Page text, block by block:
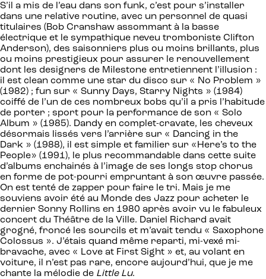
S’il a mis de l’eau dans son funk, c’est pour s’installer
dans une relative routine, avec un personnel de quasi
titulaires (Bob Cranshaw assommant à la basse
électrique et le sympathique neveu tromboniste Clifton
Anderson), des saisonniers plus ou moins brillants, plus
ou moins prestigieux pour assurer le renouvellement
dont les designers de Milestone entretiennent l’illusion :
il est clean comme une star du disco sur « No Problem »
(1982) ; fun sur « Sunny Days, Starry Nights » (1984)
coiffé de l’un de ces nombreux bobs qu’il a pris l’habitude
de porter ; sport pour la performance de son « Solo
Album » (1985). Dandy en complet-cravate, les cheveux
désormais lissés vers l’arrière sur « Dancing in the
Dark » (1988), il est simple et familier sur «Here’s to the
People» (1991), le plus recommandable dans cette suite
d’albums enchainés à l’image de ses longs stop chorus
en forme de pot-pourri empruntant à son œuvre passée.
On est tenté de zapper pour faire le tri. Mais je me
souviens avoir été au Monde des Jazz pour acheter le
dernier Sonny Rollins en 1980 après avoir vu le fabuleux
concert du Théâtre de la Ville. Daniel Richard avait
grogné, froncé les sourcils et m’avait tendu « Saxophone
Colossus ». J’étais quand même reparti, mi-vexé mi-
bravache, avec « Love at First Sight » et, au volant en
voiture, il n’est pas rare, encore aujourd’hui, que je me
chante la mélodie de Little Lu.